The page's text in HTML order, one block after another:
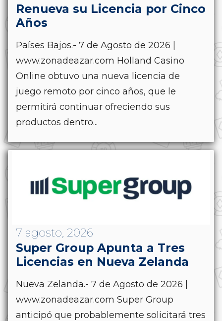
Renueva su Licencia por Cinco
Años
Países Bajos.- 7 de Agosto de 2026 |
www.zonadeazar.com Holland Casino
Online obtuvo una nueva licencia de
juego remoto por cinco años, que le
permitirá continuar ofreciendo sus
productos dentro...
7 agosto, 2026
Super Group Apunta a Tres
Licencias en Nueva Zelanda
Nueva Zelanda.- 7 de Agosto de 2026 |
www.zonadeazar.com Super Group
anticipó que probablemente solicitará tres